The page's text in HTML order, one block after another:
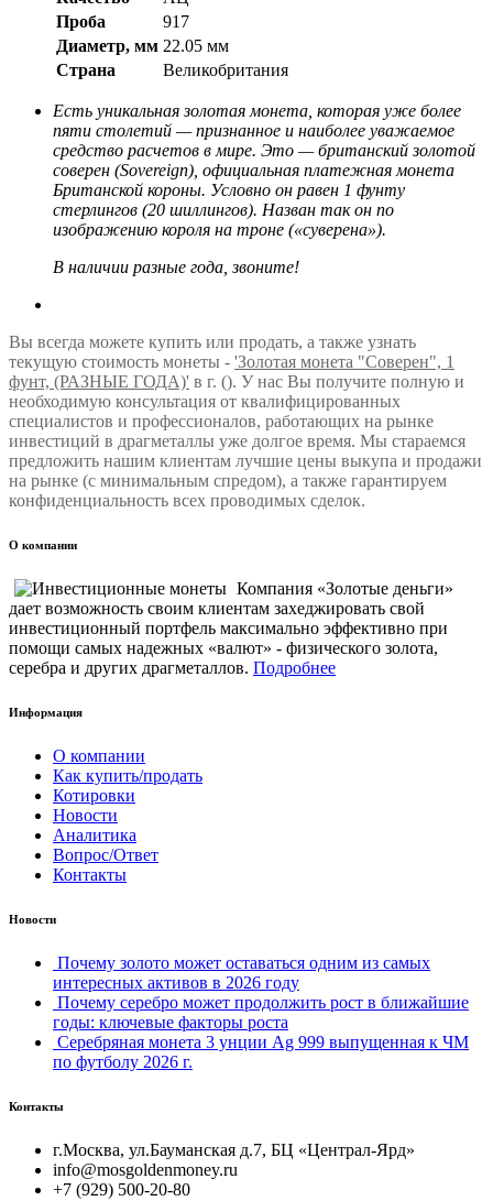
Проба
917
Диаметр, мм 22.05 мм
Страна
Великобритания
Есть уникальная золотая монета, которая уже более
пяти столетий — признанное и наиболее уважаемое
средство расчетов в мире. Это — британский золотой
соверен (Sovereign), официальная платежная монета
Британской короны. Условно он равен 1 фунту
стерлингов (20 шиллингов). Назван так он по
изображению короля на троне («суверена»).
В наличии разные года, звоните!
Вы всегда можете купить или продать, а также узнать
текущую стоимость монеты - 'Золотая монета "Соверен", 1
фунт, (РАЗНЫЕ ГОДА)' в г. (). У нас Вы получите полную и
необходимую консультация от квалифицированных
специалистов и профессионалов, работающих на рынке
инвестиций в драгметаллы уже долгое время. Мы стараемся
предложить нашим клиентам лучшие цены выкупа и продажи
на рынке (с минимальным спредом), а также гарантируем
конфиденциальность всех проводимых сделок.
О компании
Компания «Золотые деньги»
дает возможность своим клиентам захеджировать свой
инвестиционный портфель максимально эффективно при
помощи самых надежных «валют» - физического золота,
серебра и других драгметаллов. Подробнее
Информация
О компании
Как купить/продать
Котировки
Новости
Аналитика
Вопрос/Ответ
Контакты
Новости
Почему золото может оставаться одним из самых
интересных активов в 2026 году
Почему серебро может продолжить рост в ближайшие
годы: ключевые факторы роста
Серебряная монета 3 унции Ag 999 выпущенная к ЧМ
по футболу 2026 г.
Контакты
г.Москва, ул.Бауманская д.7, БЦ «Централ-Ярд»
info@mosgoldenmoney.ru
+7 (929) 500-20-80